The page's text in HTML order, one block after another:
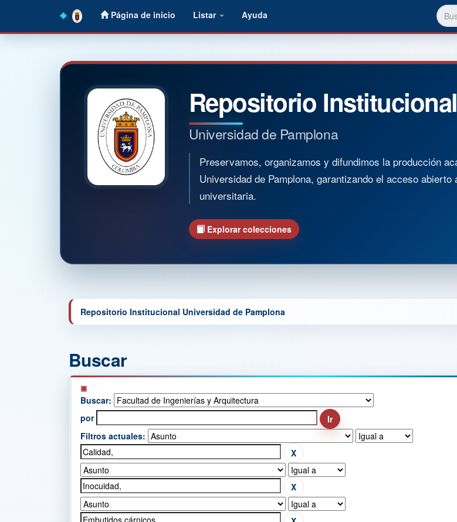
Página de inicio Listar Ayuda
Repositorio Institucional
Universidad de Pamplona
Preservamos, organizamos y difundimos la producción
Universidad de Pamplona, garantizando el acceso
universitaria.
Explorar colecciones
Repositorio Institucional Universidad de Pamplona
Buscar
Buscar:
por
Filtros actuales: